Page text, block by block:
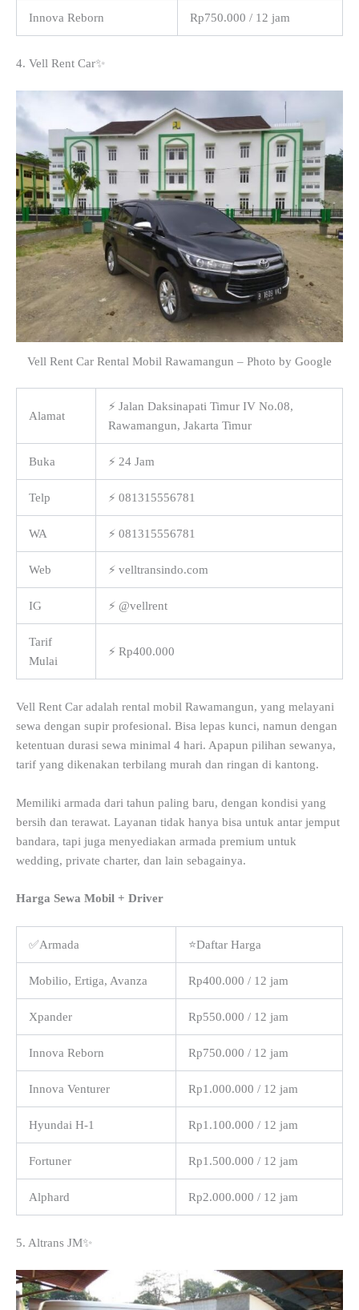
Innova Reborn Rp750.000 / 12 jam
4. Vell Rent Car✨
Vell Rent Car Rental Mobil Rawamangun – Photo by Google
Alamat
⚡ Jalan Daksinapati Timur IV No.08,
Rawamangun, Jakarta Timur
Buka ⚡ 24 Jam
Telp ⚡ 081315556781
WA ⚡ 081315556781
Web ⚡ velltransindo.com
IG ⚡ @vellrent
Tarif
Mulai
⚡ Rp400.000
Vell Rent Car adalah rental mobil Rawamangun, yang melayani
sewa dengan supir profesional. Bisa lepas kunci, namun dengan
ketentuan durasi sewa minimal 4 hari. Apapun pilihan sewanya,
tarif yang dikenakan terbilang murah dan ringan di kantong.
Memiliki armada dari tahun paling baru, dengan kondisi yang
bersih dan terawat. Layanan tidak hanya bisa untuk antar jemput
bandara, tapi juga menyediakan armada premium untuk
wedding, private charter, dan lain sebagainya.
Harga Sewa Mobil + Driver
✅Armada ⭐Daftar Harga
Mobilio, Ertiga, Avanza Rp400.000 / 12 jam
Xpander Rp550.000 / 12 jam
Innova Reborn Rp750.000 / 12 jam
Innova Venturer Rp1.000.000 / 12 jam
Hyundai H-1 Rp1.100.000 / 12 jam
Fortuner Rp1.500.000 / 12 jam
Alphard Rp2.000.000 / 12 jam
5. Altrans JM✨